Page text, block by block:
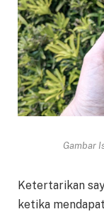
Gambar
Ketertarikan
ketika